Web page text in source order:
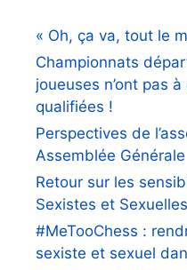
« Oh, ça va, tout le
Championnats
joueuses n’ont pas
qualifiées !
Perspectives de
Assemblée Générale
Retour sur les
Sexistes et
#MeTooChess :
sexiste et sexuel